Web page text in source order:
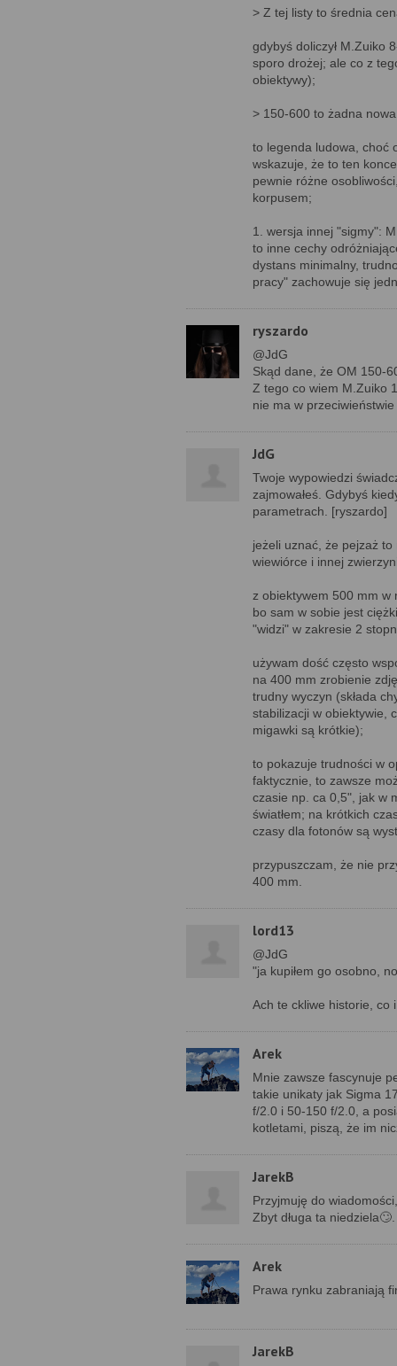
> Z tej listy to średnia
gdybyś doliczył M.Zuiko
sporo drożej; ale co z
obiektywy);
> 150-600 to żadna
to legenda ludowa, choć
wskazuje, że to ten
pewnie różne
korpusem;
1. wersja innej "sigmy":
to inne cechy
dystans minimalny,
pracy" zachowuje się
ryszardo
@JdG
Skąd dane, że OM 150-
Z tego co wiem M.Zuiko
nie ma w
JdG
Twoje wypowiedzi
zajmowałeś. Gdybyś
parametrach. [ryszardo]
jeżeli uznać, że pejzaż
wiewiórce i innej
z obiektywem 500 mm w
bo sam w sobie jest
"widzi" w zakresie 2
używam dość często
na 400 mm zrobienie
trudny wyczyn (składa
stabilizacji w obiektywie,
migawki są krótkie);
to pokazuje trudności w
faktycznie, to zawsze
czasie np. ca 0,5", jak w
światłem; na krótkich
czasy dla fotonów są
przypuszczam, że nie
400 mm.
lord13
@JdG
"ja kupiłem go osobno,
Ach te ckliwe historie, co
Arek
Mnie zawsze fascynuje
takie unikaty jak Sigma
f/2.0 i 50-150 f/2.0, a
kotletami, piszą, że im
JarekB
Przyjmuję do
Zbyt długa ta
Arek
Prawa rynku zabraniają
JarekB